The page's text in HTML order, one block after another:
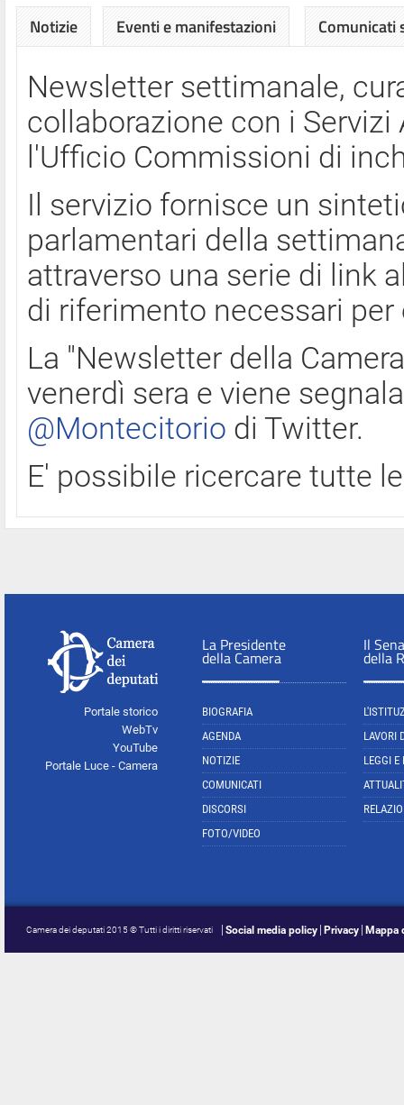
Notizie Eventi e manifestazioni Comunicati
Newsletter settimanale,
collaborazione con i
l'Ufficio Commissioni di
Il servizio fornisce un
parlamentari della
attraverso una serie di link
di riferimento necessari
La "Newsletter della
venerdì sera e viene
@Montecitorio di Twitter.
E' possibile ricercare tutte
Portale storico
WebTv
YouTube
Portale Luce - Camera
La Presidente
della Camera
BIOGRAFIA
AGENDA
NOTIZIE
COMUNICATI
DISCORSI
FOTO/VIDEO
Il
della
LAVORI
LEGGI E
Camera dei deputati 2015 © Tutti i diritti riservati Social media policy Privacy Mappa